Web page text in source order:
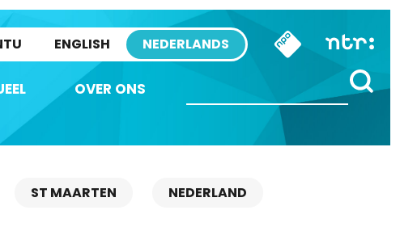
ENGLISH NEDERLANDS
OVER ONS
ST MAARTEN NEDERLAND